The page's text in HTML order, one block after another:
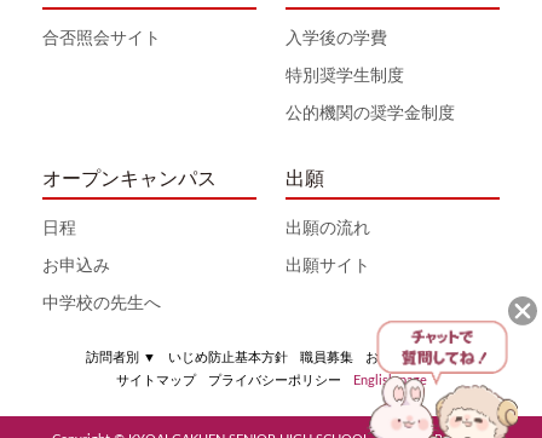
合否照会サイト 入学後の学費
特別奨学生制度
公的機関の奨学金制度
オープンキャンパス
日程
お申込み
中学校の先生へ
出願
出願の流れ
出願サイト
訪問者別 ▼ いじめ防止基本方針 職員募集
お問い合わせ
サイトマップ
プライバシーポリシー English page